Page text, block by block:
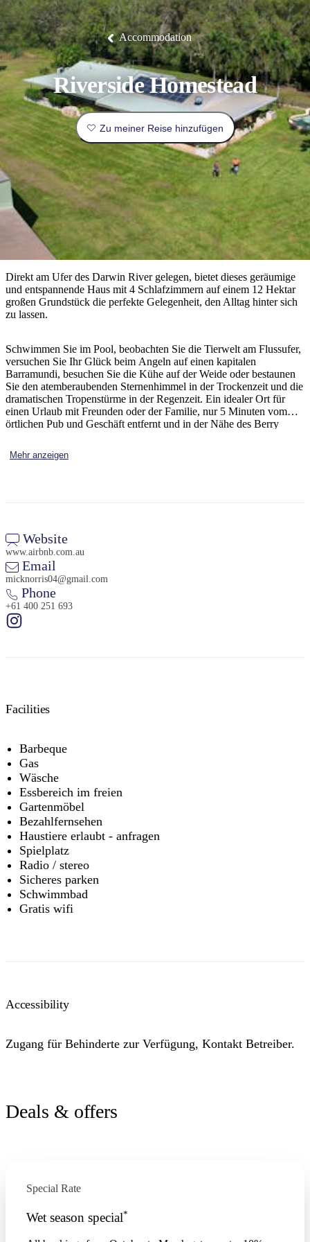
Die
beliebtesten
Orte
Outback
und
outdoor
Nach
Region
erkunden
Nationalpark
Park
Tiwi-
Inseln
East
Arnhem
Land
Mataranka
Nitmiluk-
Nationalpark
Karlu
Karlu
/
Devils
Marbles
Maguk
Tjorita
/
West-
MacDonnell-
Nationalpark
Aktivitäten
Erlebnisse
Reisetyp
Top
10
Listen
Glamping
Luxuserlebnisse
Gaumenfreuden
Geschichte
und
Erbe
Festivals
und
Veranstaltungen
Angeln
Reiseplanung
Planen
&
Buchen
Praktische
Infos
Planungstools
Suche:
Accommodation
Riverside Homestead
Zu meiner Reise hinzufügen
Direkt am Ufer des Darwin River gelegen, bietet dieses geräumige
und entspannende Haus mit 4 Schlafzimmern auf einem 12 Hektar
großen Grundstück die perfekte Gelegenheit, den Alltag hinter sich
zu lassen.
Schwimmen Sie im Pool, beobachten Sie die Tierwelt am Flussufer,
versuchen Sie Ihr Glück beim Angeln auf einen kapitalen
Barramundi, besuchen Sie die Kühe auf der Weide oder bestaunen
Sie den atemberaubenden Sternenhimmel in der Trockenzeit und die
dramatischen Tropenstürme in der Regenzeit. Ein idealer Ort für
einen Urlaub mit Freunden oder der Familie, nur 5 Minuten vom
örtlichen Pub und Geschäft entfernt und in der Nähe des Berry
Mehr anzeigen
Website
www.airbnb.com.au
Email
micknorris04@gmail.com
Phone
+61 400 251 693
Facilities
Barbeque
Gas
Wäsche
Essbereich im freien
Gartenmöbel
Bezahlfernsehen
Haustiere erlaubt - anfragen
Spielplatz
Radio / stereo
Sicheres parken
Schwimmbad
Gratis wifi
Accessibility
Zugang für Behinderte zur Verfügung, Kontakt Betreiber.
Deals & offers
Special Rate
Wet season special*